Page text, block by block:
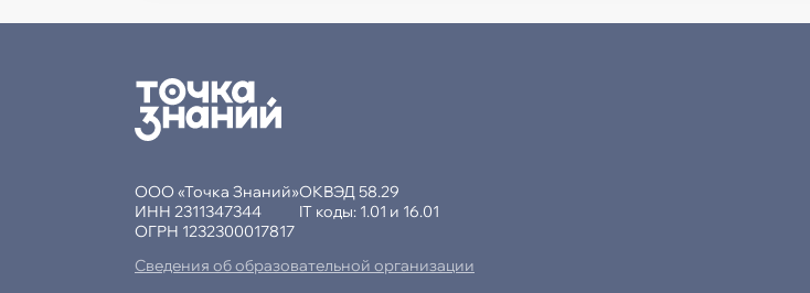
ООО «Точка Знаний»
ИНН 2311347344
ОГРН 1232300017817
ОКВЭД 58.29
IT коды: 1.01 и 16.01
Сведения об образовательной организации